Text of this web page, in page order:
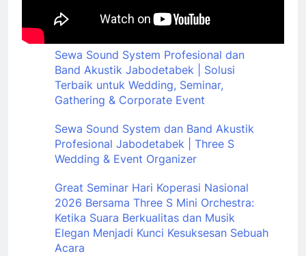
Sewa Sound System Profesional dan
Band Akustik Jabodetabek | Solusi
Terbaik untuk Wedding, Seminar,
Gathering & Corporate Event
Sewa Sound System dan Band Akustik
Profesional Jabodetabek | Three S
Wedding & Event Organizer
Great Seminar Hari Koperasi Nasional
2026 Bersama Three S Mini Orchestra:
Ketika Suara Berkualitas dan Musik
Elegan Menjadi Kunci Kesuksesan Sebuah
Acara